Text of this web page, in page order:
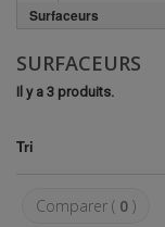
Surfaceurs
SURFACEURS
Il y a 3 produits.
Tri
Comparer ( 0 )